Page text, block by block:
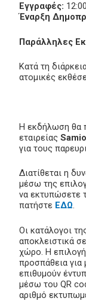
Εγγραφές: 12:00
Έναρξη
Παράλληλες
Κατά τη
ατομικές
Η εκδήλωση θα
εταιρείας
για τους
Διατίθεται η
μέσω της
να εκτυπώσετε
πατήστε ΕΔΩ.
Οι κατάλογοι
αποκλειστικά
χώρο. Η
προσπάθεια για
επιθυμούν
μέσω του QR
αριθμό